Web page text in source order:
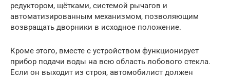
редуктором, щётками, системой рычагов и
автоматизированным механизмом, позволяющим
возвращать дворники в исходное положение.
Кроме этого, вместе с устройством функционирует
прибор подачи воды на всю область лобового стекла.
Если он выходит из строя, автомобилист должен